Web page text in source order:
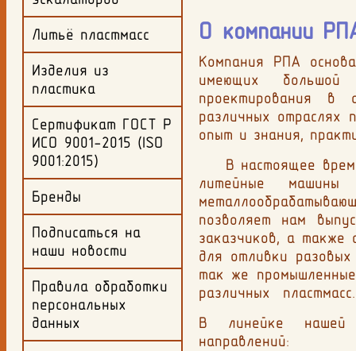
Литьё пластмасс
Изделия из
пластика
Сертификат ГОСТ Р
ИСО 9001-2015 (ISO
9001:2015)
Бренды
Подписаться на
наши новости
Правила обработки
персональных
данных
О компании
Компания РПА
имеющих большой
проектирования в
различных отраслях
опыт и знания,
В настоящее время
литейные
позволяет нам
заказчиков, а также
для отливки
так же
различных пластмасс.
В линейке нашей
направлений: